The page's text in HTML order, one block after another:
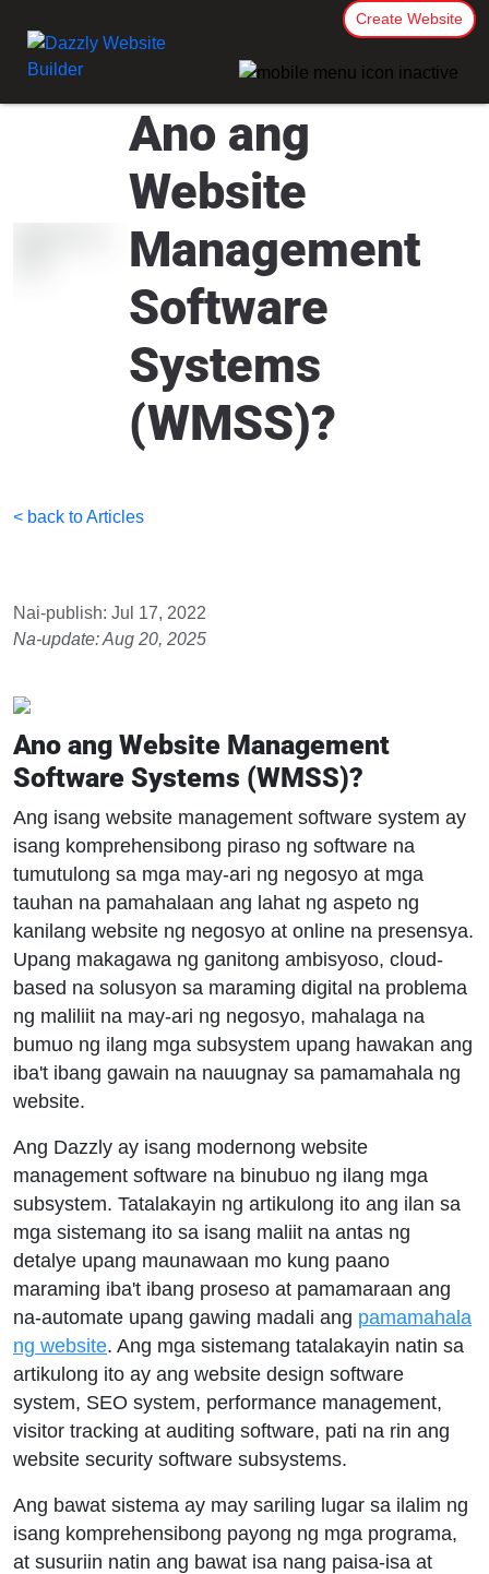
Create Website
Ano ang
Website
Management
Software
Systems
(WMSS)?
< back to Articles
Nai-publish: Jul 17, 2022
Na-update: Aug 20, 2025
Ano ang Website Management
Software Systems (WMSS)?
Ang isang website management software system ay
isang komprehensibong piraso ng software na
tumutulong sa mga may-ari ng negosyo at mga
tauhan na pamahalaan ang lahat ng aspeto ng
kanilang website ng negosyo at online na presensya.
Upang makagawa ng ganitong ambisyoso, cloud-
based na solusyon sa maraming digital na problema
ng maliliit na may-ari ng negosyo, mahalaga na
bumuo ng ilang mga subsystem upang hawakan ang
iba't ibang gawain na nauugnay sa pamamahala ng
website.
Ang Dazzly ay isang modernong website
management software na binubuo ng ilang mga
subsystem. Tatalakayin ng artikulong ito ang ilan sa
mga sistemang ito sa isang maliit na antas ng
detalye upang maunawaan mo kung paano
maraming iba't ibang proseso at pamamaraan ang
na-automate upang gawing madali ang pamamahala
ng website. Ang mga sistemang tatalakayin natin sa
artikulong ito ay ang website design software
system, SEO system, performance management,
visitor tracking at auditing software, pati na rin ang
website security software subsystems.
Ang bawat sistema ay may sariling lugar sa ilalim ng
isang komprehensibong payong ng mga programa,
at susuriin natin ang bawat isa nang paisa-isa at